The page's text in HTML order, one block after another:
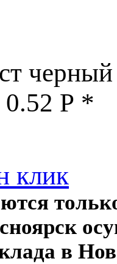
черный
0.52 Р *
клик
в